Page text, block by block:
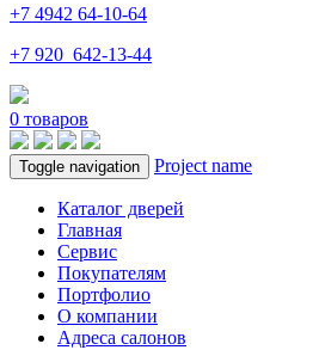
+7 4942 64-10-64
+7 920 642-13-44
0 товаров
Toggle navigation Project name
Каталог дверей
Главная
Сервис
Покупателям
Портфолио
О компании
Адреса салонов